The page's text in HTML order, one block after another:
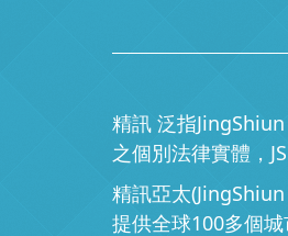
精訊 泛指
之個別法律實體，
精訊亞太
提供全球100多個